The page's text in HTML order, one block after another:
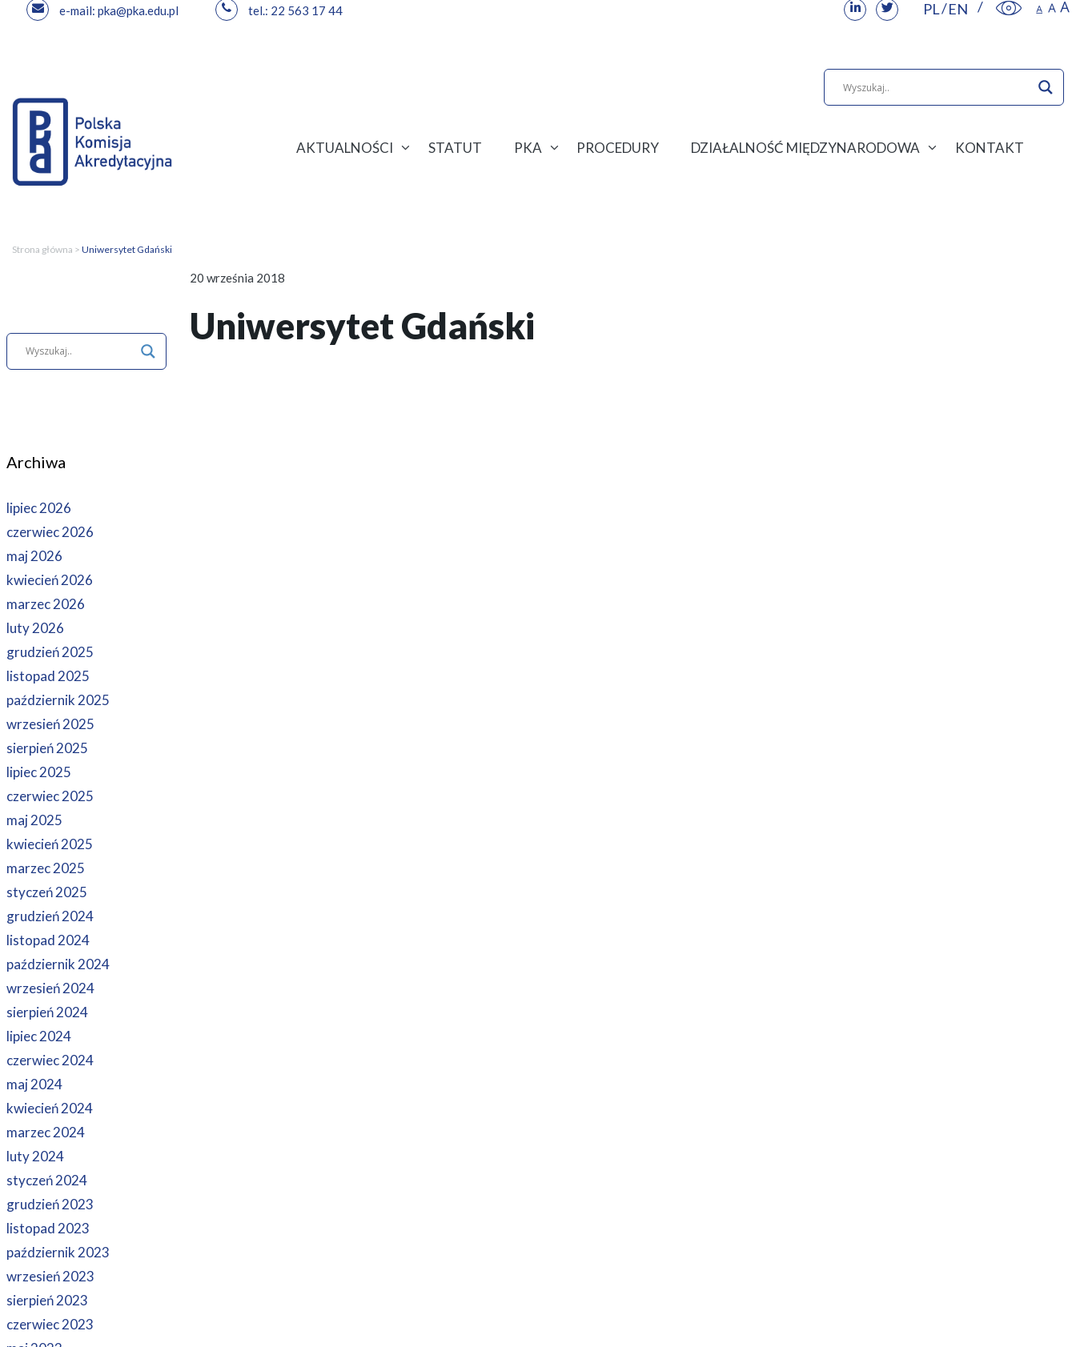
e-mail: pka@pka.edu.pl tel.: 22 563 17 44 PL EN
AKTUALNOŚCI STATUT PKA PROCEDURY DZIAŁALNOŚĆ MIĘDZYNARODOWA KONTAKT
Strona główna > Uniwersytet Gdański
20 września 2018
Uniwersytet Gdański
Archiwa
lipiec 2026
czerwiec 2026
maj 2026
kwiecień 2026
marzec 2026
luty 2026
grudzień 2025
listopad 2025
październik 2025
wrzesień 2025
sierpień 2025
lipiec 2025
czerwiec 2025
maj 2025
kwiecień 2025
marzec 2025
styczeń 2025
grudzień 2024
listopad 2024
październik 2024
wrzesień 2024
sierpień 2024
lipiec 2024
czerwiec 2024
maj 2024
kwiecień 2024
marzec 2024
luty 2024
styczeń 2024
grudzień 2023
listopad 2023
październik 2023
wrzesień 2023
sierpień 2023
czerwiec 2023